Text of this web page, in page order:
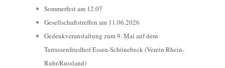
Sommerfest am 12.07
Gesellschaftstreffen am 11.06.2026
Gedenkveranstaltung zum 9. Mai auf dem
Terrassenfriedhof Essen-Schönebeck (Verein Rhein-
Ruhr-Russland)